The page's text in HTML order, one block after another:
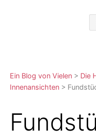
Ein Blog von Vielen > Die
Innenansichten >